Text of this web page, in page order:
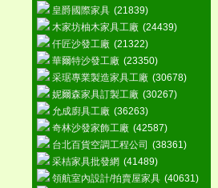
皇爵國際家具 (21839)
木家坊柚木家具工廠 (24439)
仟匠沙發工廠 (21322)
華爾特沙發工廠 (23350)
采琚專業製造家具工廠 (30678)
妮爾森家具訂製工廠 (30267)
允成廚具工廠 (36263)
奇林沙發家飾工廠 (42587)
台北百貨空調工程公司 (38361)
采桔家具批發網 (41489)
領航室內設計/拍賣屋家具 (40631)